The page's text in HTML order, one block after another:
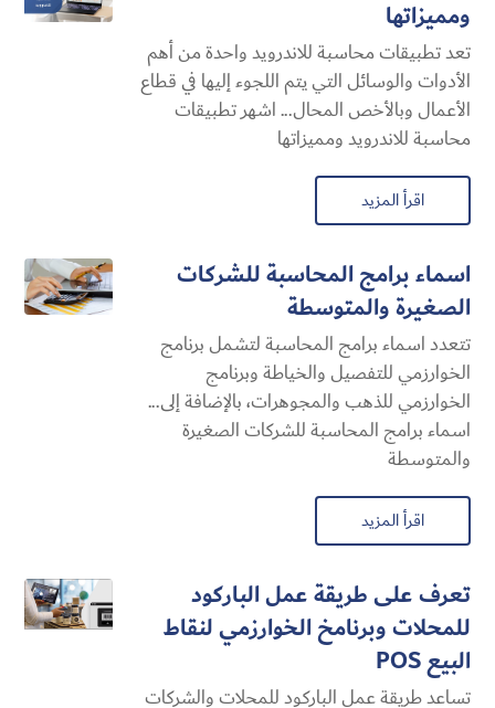
ومميزاتها
تعد تطبيقات محاسبة للاندرويد واحدة من أهم
الأدوات والوسائل التي يتم اللجوء إليها في قطاع
الأعمال وبالأخص المحال... اشهر تطبيقات
محاسبة للاندرويد ومميزاتها
اقرأ المزيد
اسماء برامج المحاسبة للشركات
الصغيرة والمتوسطة
تتعدد اسماء برامج المحاسبة لتشمل برنامج
الخوارزمي للتفصيل والخياطة وبرنامج
الخوارزمي للذهب والمجوهرات، بالإضافة إلى...
اسماء برامج المحاسبة للشركات الصغيرة
والمتوسطة
اقرأ المزيد
تعرف على طريقة عمل الباركود
للمحلات وبرنامخ الخوارزمي لنقاط
البيع POS
تساعد طريقة عمل الباركود للمحلات والشركات